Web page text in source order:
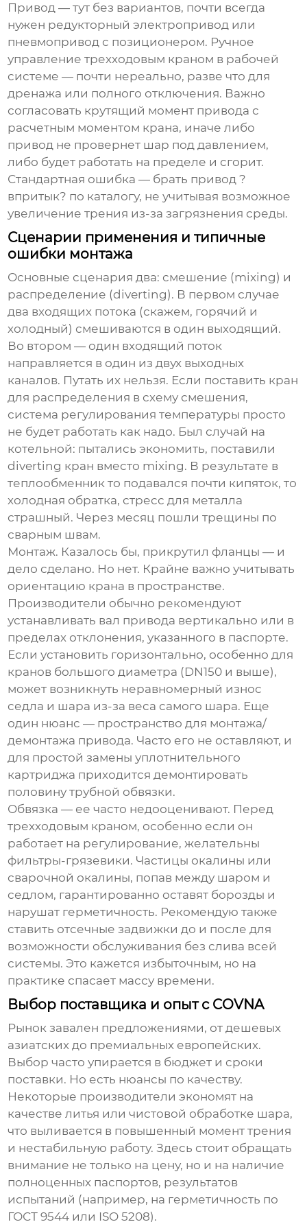
Привод — тут без вариантов, почти всегда
нужен редукторный электропривод или
пневмопривод с позиционером. Ручное
управление трехходовым краном в рабочей
системе — почти нереально, разве что для
дренажа или полного отключения. Важно
согласовать крутящий момент привода с
расчетным моментом крана, иначе либо
привод не провернет шар под давлением,
либо будет работать на пределе и сгорит.
Стандартная ошибка — брать привод ?
впритык? по каталогу, не учитывая возможное
увеличение трения из-за загрязнения среды.
Сценарии применения и типичные
ошибки монтажа
Основные сценария два: смешение (mixing) и
распределение (diverting). В первом случае
два входящих потока (скажем, горячий и
холодный) смешиваются в один выходящий.
Во втором — один входящий поток
направляется в один из двух выходных
каналов. Путать их нельзя. Если поставить кран
для распределения в схему смешения,
система регулирования температуры просто
не будет работать как надо. Был случай на
котельной: пытались экономить, поставили
diverting кран вместо mixing. В результате в
теплообменник то подавался почти кипяток, то
холодная обратка, стресс для металла
страшный. Через месяц пошли трещины по
сварным швам.
Монтаж. Казалось бы, прикрутил фланцы — и
дело сделано. Но нет. Крайне важно учитывать
ориентацию крана в пространстве.
Производители обычно рекомендуют
устанавливать вал привода вертикально или в
пределах отклонения, указанного в паспорте.
Если установить горизонтально, особенно для
кранов большого диаметра (DN150 и выше),
может возникнуть неравномерный износ
седла и шара из-за веса самого шара. Еще
один нюанс — пространство для монтажа/
демонтажа привода. Часто его не оставляют, и
для простой замены уплотнительного
картриджа приходится демонтировать
половину трубной обвязки.
Обвязка — ее часто недооценивают. Перед
трехходовым краном, особенно если он
работает на регулирование, желательны
фильтры-грязевики. Частицы окалины или
сварочной окалины, попав между шаром и
седлом, гарантированно оставят борозды и
нарушат герметичность. Рекомендую также
ставить отсечные задвижки до и после для
возможности обслуживания без слива всей
системы. Это кажется избыточным, но на
практике спасает массу времени.
Выбор поставщика и опыт с COVNA
Рынок завален предложениями, от дешевых
азиатских до премиальных европейских.
Выбор часто упирается в бюджет и сроки
поставки. Но есть нюансы по качеству.
Некоторые производители экономят на
качестве литья или чистовой обработке шара,
что выливается в повышенный момент трения
и нестабильную работу. Здесь стоит обращать
внимание не только на цену, но и на наличие
полноценных паспортов, результатов
испытаний (например, на герметичность по
ГОСТ 9544 или ISO 5208).